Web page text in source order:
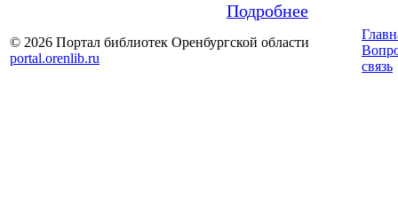
Подробнее
© 2026 Портал библиотек Оренбургской области
portal.orenlib.ru
связь